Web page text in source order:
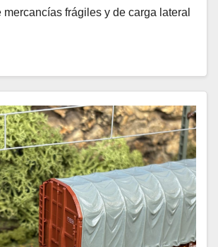
mercancías frágiles y de carga lateral